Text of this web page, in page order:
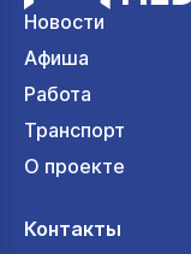
Новости
Афиша
Работа
Транспорт
О проекте
Контакты